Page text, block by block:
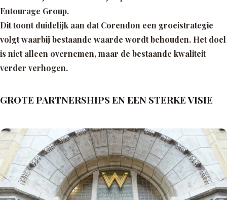
Entourage Group.
Dit toont duidelijk aan dat Corendon een groeistrategie
volgt waarbij bestaande waarde wordt behouden. Het doel
is niet alleen overnemen, maar de bestaande kwaliteit
verder verhogen.
GROTE PARTNERSHIPS EN EEN STERKE VISIE